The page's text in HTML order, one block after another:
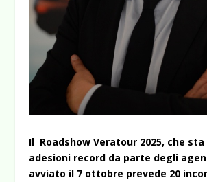
Il Roadshow Veratour 2025, che
adesioni record da parte degli
avviato il 7 ottobre prevede 20